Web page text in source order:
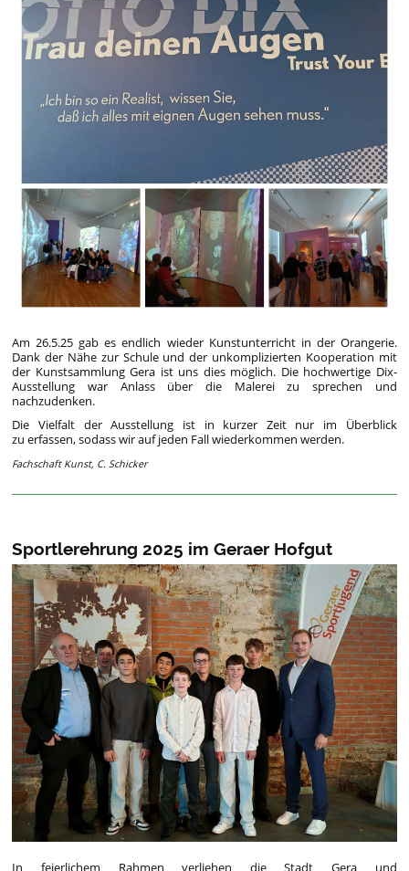
Am 26.5.25 gab es endlich wieder Kunstunterricht in der Orangerie.
Dank der Nähe zur Schule und der unkomplizierten Kooperation mit
der Kunstsammlung Gera ist uns dies möglich. Die hochwertige Dix-
Ausstellung war Anlass über die Malerei zu sprechen und
nachzudenken.
Die Vielfalt der Ausstellung ist in kurzer Zeit nur im Überblick
zu erfassen, sodass wir auf jeden Fall wiederkommen werden.
Fachschaft Kunst, C. Schicker
Sportlerehrung 2025 im Geraer Hofgut
In feierlichem Rahmen verliehen die Stadt Gera und